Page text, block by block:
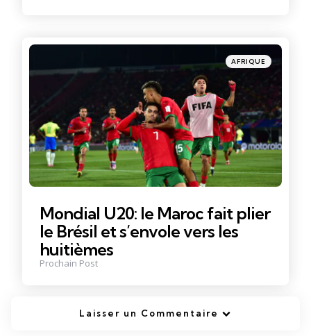
Posté
dans
AFRIQUE
Mondial U20: le Maroc fait plier
le Brésil et s’envole vers les
huitièmes
Prochain Post
Laisser un Commentaire